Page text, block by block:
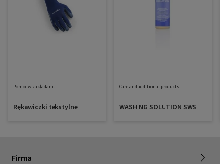
Pomoc w zakładaniu
Rękawiczki tekstylne
Care and additional products
WASHING SOLUTION SWS
Firma
Praca z nami